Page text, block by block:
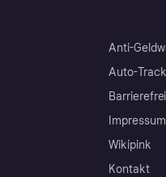
Anti-
Auto-Track
Impressum
Wikipink
Kontakt